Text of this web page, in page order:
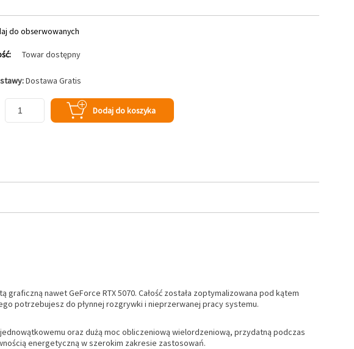
do obserwowanych
Towar dostępny
Dostawa Gratis
Dodaj do koszyka
graficzną nawet GeForce RTX 5070. Całość została zoptymalizowana pod kątem
potrzebujesz do płynnej rozgrywki i nieprzerwanej pracy systemu.
oraz dużą moc obliczeniową wielordzeniową, przydatną podczas
energetyczną w szerokim zakresie zastosowań.